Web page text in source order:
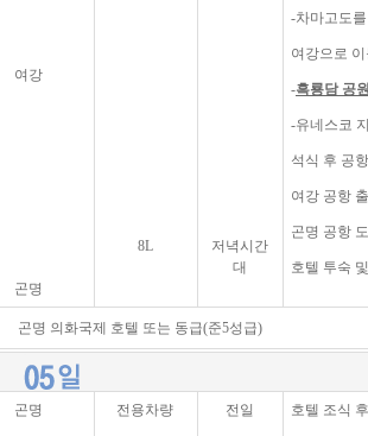
여강
곤명
8L
저녁시간
대
-차마고도
여강으로 이
-흑룡담 공원
-유네스코
석식 후 공
여강 공항
곤명 공항
호텔 투숙
곤명 의화국제 호텔 또는 동급(준5성급)
곤명 전용차량 전일 호텔 조식 후